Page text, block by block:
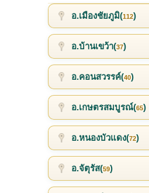
อ.เมืองชัยภูมิ(112)
อ.บ้านเขว้า(37)
อ.คอนสวรรค์(40)
อ.เกษตรสมบูรณ์(65)
อ.หนองบัวแดง(72)
อ.จัตุรัส(59)